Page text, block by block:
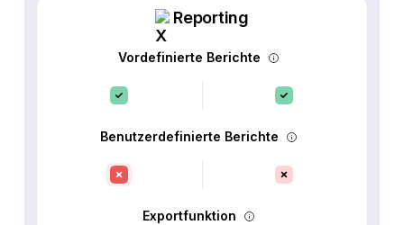
Reporting
Vordefinierte Berichte
Benutzerdefinierte Berichte
Exportfunktion